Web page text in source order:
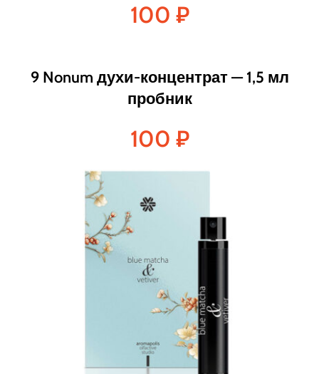
100 ₽
9 Nonum духи-концентрат — 1,5 мл
пробник
100 ₽